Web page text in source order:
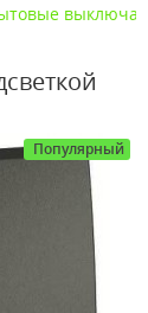
Популярный